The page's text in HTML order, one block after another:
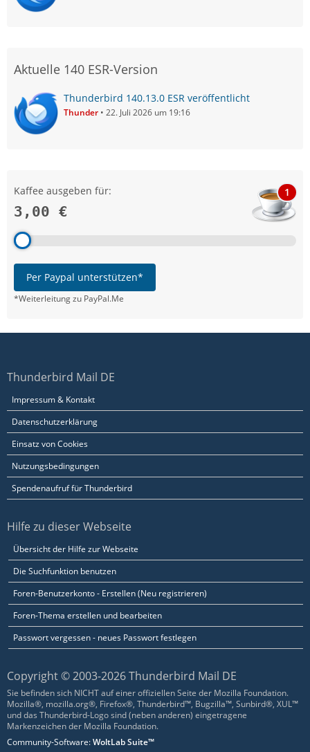
Aktuelle 140 ESR-Version
Thunderbird 140.13.0 ESR veröffentlicht
Thunder 22. Juli 2026 um 19:16
Kaffee ausgeben für:
3,00 €
1
Per Paypal unterstützen*
*Weiterleitung zu PayPal.Me
Thunderbird Mail DE
Impressum & Kontakt
Datenschutzerklärung
Einsatz von Cookies
Nutzungsbedingungen
Spendenaufruf für Thunderbird
Hilfe zu dieser Webseite
Übersicht der Hilfe zur Webseite
Die Suchfunktion benutzen
Foren-Benutzerkonto - Erstellen (Neu registrieren)
Foren-Thema erstellen und bearbeiten
Passwort vergessen - neues Passwort festlegen
Copyright © 2003-2026 Thunderbird Mail DE
Sie befinden sich NICHT auf einer offiziellen Seite der Mozilla Foundation.
Mozilla®, mozilla.org®, Firefox®, Thunderbird™, Bugzilla™, Sunbird®, XUL™
und das Thunderbird-Logo sind (neben anderen) eingetragene
Markenzeichen der Mozilla Foundation.
Community-Software:WoltLab Suite™